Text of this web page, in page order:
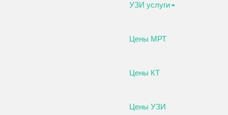
УЗИ услуги
Цены МРТ
Цены КТ
Цены УЗИ